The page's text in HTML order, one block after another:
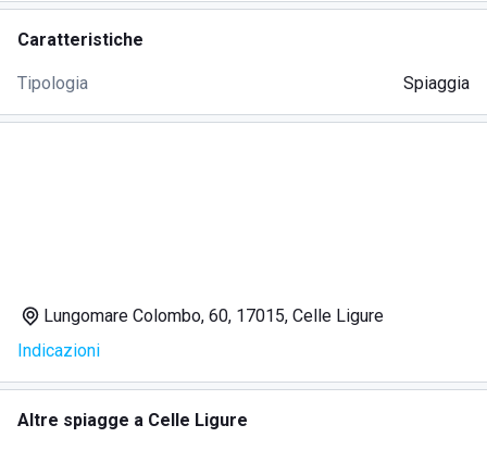
Caratteristiche
Tipologia Spiaggia
Lungomare Colombo, 60, 17015, Celle Ligure
Indicazioni
Altre spiagge a Celle Ligure